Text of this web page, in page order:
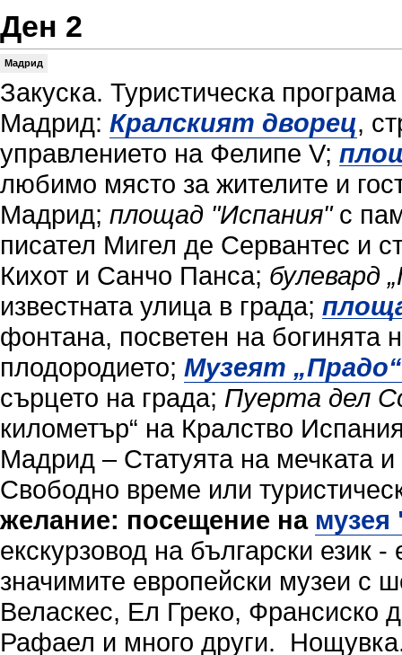
Ден 2
Мадрид
Закуска. Туристическа програма
Мадрид: Кралският дворец,
управлението на Фелипе V;
любимо място за жителите и
Мадрид; площад "Испания"с
писател Мигел де Сервантес и
Кихот и Санчо Панса; булевард
известната улица в града;
фонтана, посветен на богинята
плодородието; Музеят „Прадо“
сърцето на града; Пуерта дел
километър“ на Кралство
Мадрид – Статуята на мечката
Свободно време или
желание: посещение на
екскурзовод на български език -
значимите европейски музеи с
Веласкес, Ел Греко, Франсиско
Рафаел и много други.